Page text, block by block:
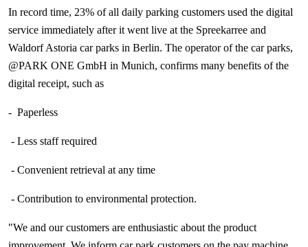
In record time, 23% of all daily parking customers used the digital
service immediately after it went live at the Spreekarree and
Waldorf Astoria car parks in Berlin. The operator of the car parks,
@PARK ONE GmbH in Munich, confirms many benefits of the
digital receipt, such as
- Paperless
- Less staff required
- Convenient retrieval at any time
- Contribution to environmental protection.
"We and our customers are enthusiastic about the product